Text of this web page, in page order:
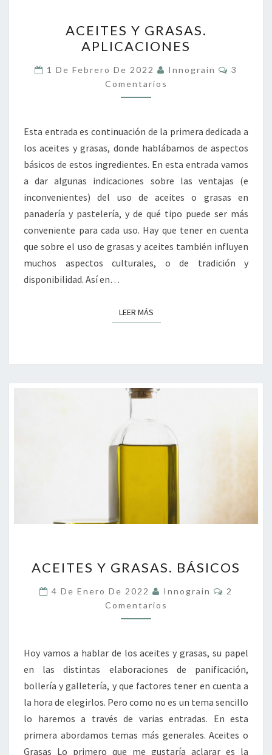
Y
GRASAS.
APLICACIONES
ACEITES Y GRASAS.
APLICACIONES
1 De Febrero De 2022 Innograin
3
Comentarios
Esta entrada es continuación de la primera dedicada a
los aceites y grasas, donde hablábamos de aspectos
básicos de estos ingredientes. En esta entrada vamos
a dar algunas indicaciones sobre las ventajas (e
inconvenientes) del uso de aceites o grasas en
panadería y pastelería, y de qué tipo puede ser más
conveniente para cada uso. Hay que tener en cuenta
que sobre el uso de grasas y aceites también influyen
muchos aspectos culturales, o de tradición y
disponibilidad. Así en…
LEER MÁSLEER MÁS
Y
GRASAS.
BÁSICOS
ACEITES Y GRASAS. BÁSICOS
4 De Enero De 2022 Innograin
2
Comentarios
Hoy vamos a hablar de los aceites y grasas, su papel
en las distintas elaboraciones de panificación,
bollería y galletería, y que factores tener en cuenta a
la hora de elegirlos. Pero como no es un tema sencillo
lo haremos a través de varias entradas. En esta
primera abordamos temas más generales. Aceites o
Grasas Lo primero que me gustaría aclarar es la